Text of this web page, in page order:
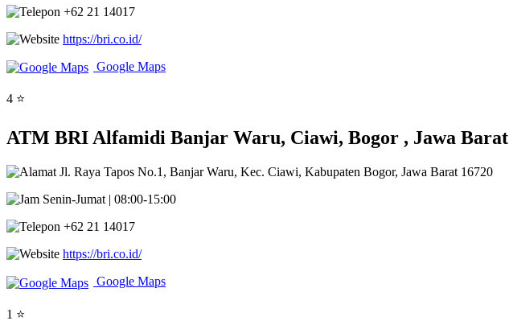
+62 21 14017
https://bri.co.id/
Google Maps
4 ⭐
ATM BRI Alfamidi Banjar Waru, Ciawi, Bogor , Jawa Barat
Jl. Raya Tapos No.1, Banjar Waru, Kec. Ciawi, Kabupaten Bogor, Jawa Barat 16720
Senin-Jumat | 08:00-15:00
+62 21 14017
https://bri.co.id/
Google Maps
1 ⭐